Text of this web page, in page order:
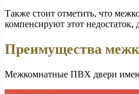
Также стоит отметить, что
компенсируют этот
Преимущества
Межкомнатные ПВХ двери